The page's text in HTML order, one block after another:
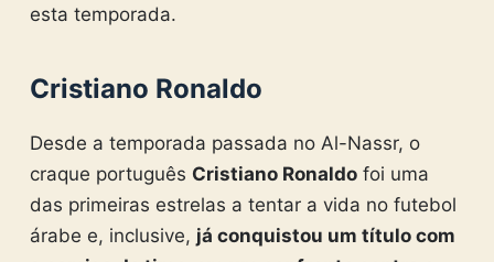
esta temporada.
Cristiano Ronaldo
Desde a temporada passada no Al-Nassr, o
craque português Cristiano Ronaldofoi uma
das primeiras estrelas a tentar a vida no futebol
árabe e, inclusive, já conquistou um título com